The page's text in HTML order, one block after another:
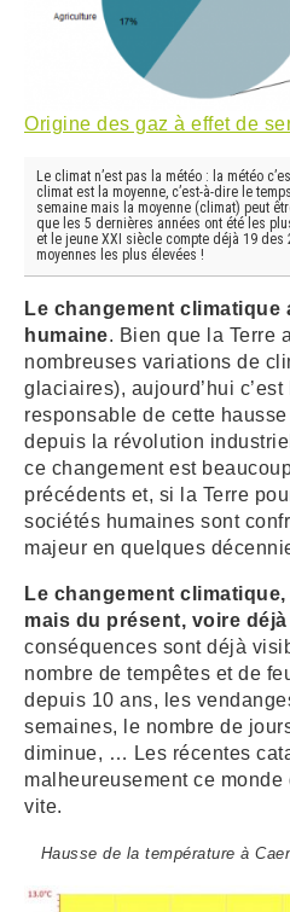
Origine des gaz à effet de
Le climat n’est pas la météo : la météo
climat est la moyenne, c’est-à-dire le
semaine mais la moyenne (climat) peut
que les 5 dernières années ont été les
et le jeune XXI siècle compte déjà 19 des
moyennes les plus élevées !
Le changement climatique
humaine. Bien que la Terre
nombreuses variations de
glaciaires), aujourd’hui
responsable de cette
depuis la révolution
ce changement est
précédents et, si la Terre
sociétés humaines sont
majeur en quelques
Le changement
mais du présent, voire
conséquences sont déjà
nombre de tempêtes et de
depuis 10 ans, les
semaines, le nombre de
diminue, … Les récentes
malheureusement ce monde
vite.
Hausse de la température à